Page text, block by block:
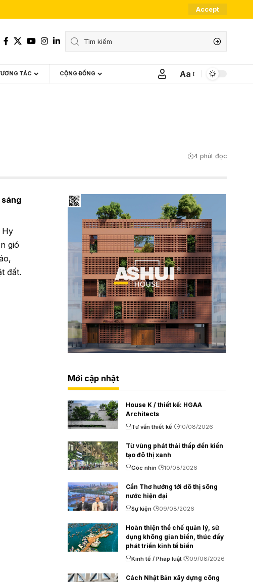
Accept
TÁC CỘNG ĐỒNG
Font
Aa
4 phút đọc
Hy
gió
đất.
Mới cập nhật
House K / thiết kế: HGAA
Architects
Tư vấn thiết kế 10/08/2026
Từ vùng phát thải thấp đến kiến
tạo đô thị xanh
Góc nhìn 10/08/2026
Cần Thơ hướng tới đô thị sông
nước hiện đại
Sự kiện 09/08/2026
Hoàn thiện thể chế quản lý, sử
dụng không gian biển, thúc đẩy
phát triển kinh tế biển
Kinh tế / Pháp luật 09/08/2026
Cách Nhật Bản xây dựng công